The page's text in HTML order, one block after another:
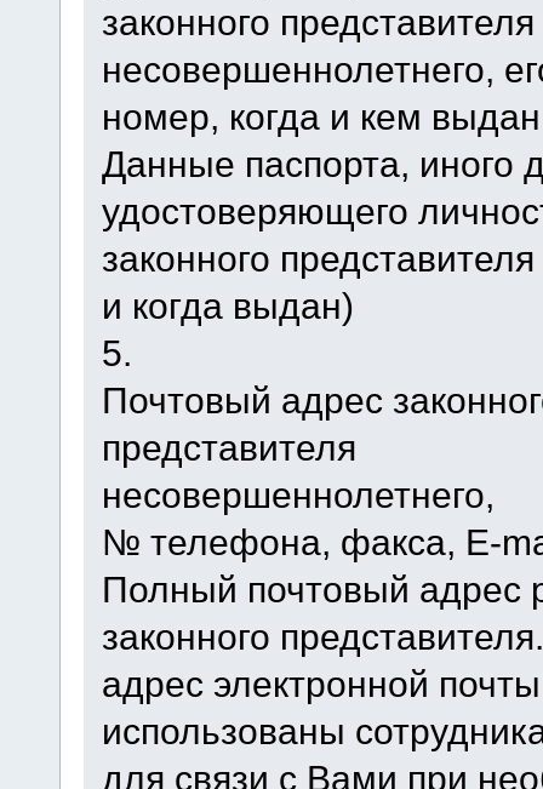
законного представителя
несовершеннолетнего,
номер, когда и кем выдан
Данные паспорта, иного
удостоверяющего
законного
и когда выдан)
5.
Почтовый адрес
представителя
несовершеннолетнего,
№ телефона, факса, Е-
Полный почтовый адрес
законного
адрес электронной
использованы
для связи с Вами при